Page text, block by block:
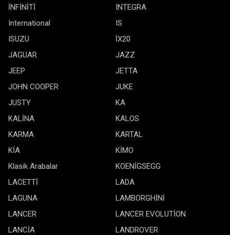
İNFİNİTİ
INTEGRA
International
IS
ISUZU
İX20
JAGUAR
JAZZ
JEEP
JETTA
JOHN COOPER
JUKE
JUSTY
KA
KALİNA
KALOS
KARMA
KARTAL
KİA
KİMO
Klasik Arabalar
KOENİGSEGG
LACETTİ
LADA
LAGUNA
LAMBORGHİNİ
LANCER
LANCER EVOLUTİON
LANCİA
LANDROVER